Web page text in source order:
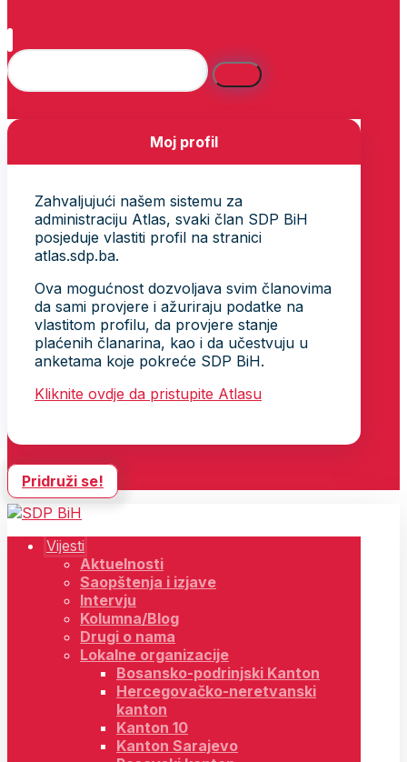
Moj profil
Zahvaljujući našem sistemu za
administraciju Atlas, svaki član SDP BiH
posjeduje vlastiti profil na stranici
atlas.sdp.ba.
Ova mogućnost dozvoljava svim članovima
da sami provjere i ažuriraju podatke na
vlastitom profilu, da provjere stanje
plaćenih članarina, kao i da učestvuju u
anketama koje pokreće SDP BiH.
Kliknite ovdje da pristupite Atlasu
Pridruži se!
Vijesti
Aktuelnosti
Saopštenja i izjave
Intervju
Kolumna/Blog
Drugi o nama
Lokalne organizacije
Bosansko-podrinjski Kanton
Hercegovačko-neretvanski
kanton
Kanton 10
Kanton Sarajevo